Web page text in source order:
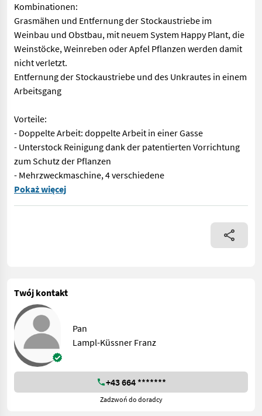
Kombinationen:
Grasmähen und Entfernung der Stockaustriebe im
Weinbau und Obstbau, mit neuem System Happy Plant, die
Weinstöcke, Weinreben oder Apfel Pflanzen werden damit
nicht verletzt.
Entfernung der Stockaustriebe und des Unkrautes in einem
Arbeitsgang
Vorteile:
- Doppelte Arbeit: doppelte Arbeit in einer Gasse
- Unterstock Reinigung dank der patentierten Vorrichtung
zum Schutz der Pflanzen
- Mehrzweckmaschine, 4 verschiedene
Kombinationen: Grasmähen und Entfernung der
Pokaż więcej
Twój kontakt
Pan
Lampl-Küssner Franz
+43 664 *******
Zadzwoń do doradcy